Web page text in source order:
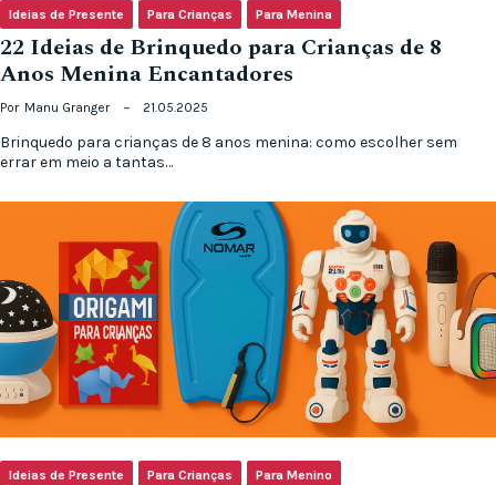
Ideias de Presente Para Crianças Para Menina
22 Ideias de Brinquedo para Crianças de 8
Anos Menina Encantadores
Por Manu Granger 21.05.2025
Brinquedo para crianças de 8 anos menina: como escolher sem
errar em meio a tantas…
Ideias de Presente Para Crianças Para Menino